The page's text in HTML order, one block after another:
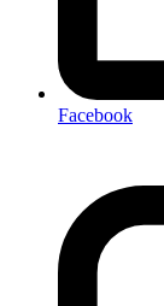
Facebook